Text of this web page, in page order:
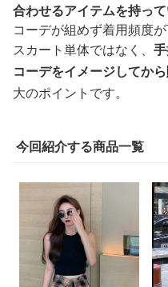
合わせるアイテムを持っ
コーデが組めず着用頻度が
スカート単体ではなく、
コーデをイメージしてか
大のポイントです。
今回紹介する商品一覧